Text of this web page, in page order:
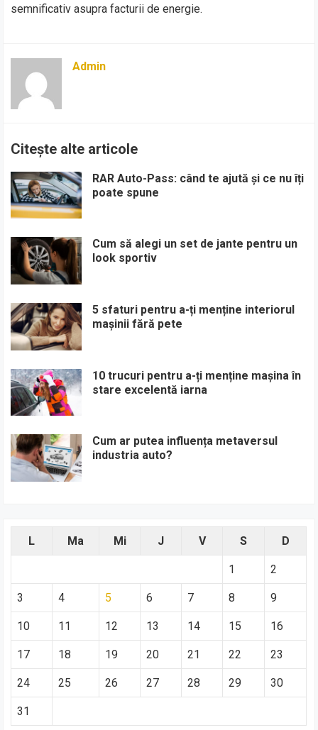
semnificativ asupra facturii de energie.
Admin
Citește alte articole
RAR Auto-Pass: când te ajută și ce nu îți
poate spune
Cum să alegi un set de jante pentru un
look sportiv
5 sfaturi pentru a-ți menține interiorul
mașinii fără pete
10 trucuri pentru a-ți menține mașina în
stare excelentă iarna
Cum ar putea influența metaversul
industria auto?
L Ma Mi J V S D
1 2
3 4 5 6 7 8 9
10 11 12 13 14 15 16
17 18 19 20 21 22 23
24 25 26 27 28 29 30
31